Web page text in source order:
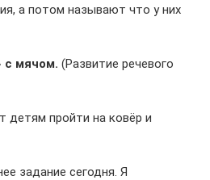
а потом называют что у них
с мячом. (Развитие речевого
детям пройти на ковёр и
задание сегодня. Я